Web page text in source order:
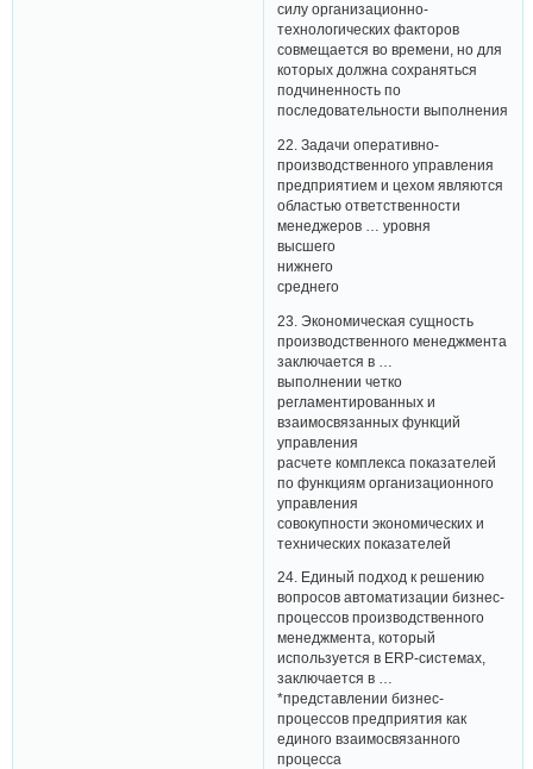
силу организационно-
технологических факторов
совмещается во времени, но для
которых должна сохраняться
подчиненность по
последовательности выполнения
22. Задачи оперативно-
производственного управления
предприятием и цехом являются
областью ответственности
менеджеров … уровня
высшего
нижнего
среднего
23. Экономическая сущность
производственного менеджмента
заключается в …
выполнении четко
регламентированных и
взаимосвязанных функций
управления
расчете комплекса показателей
по функциям организационного
управления
совокупности экономических и
технических показателей
24. Единый подход к решению
вопросов автоматизации бизнес-
процессов производственного
менеджмента, который
используется в ERP-системах,
заключается в …
*представлении бизнес-
процессов предприятия как
единого взаимосвязанного
процесса